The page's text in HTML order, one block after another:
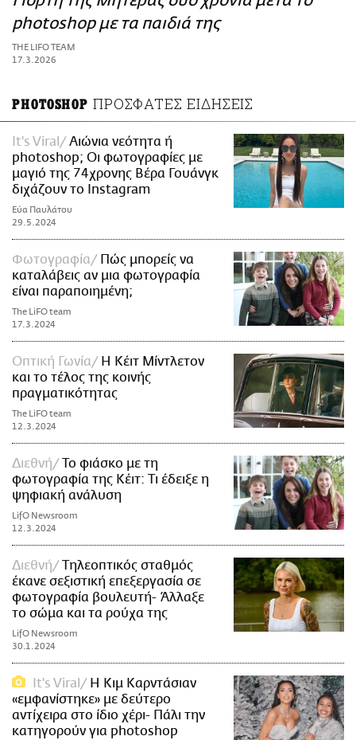
ΑΜΠΑ
PRINT
photoshop με τα παιδιά της
THE LIFO TEAM
17.3.2026
PHOTOSHOP ΠΡΟΣΦΑΤΕΣ ΕΙΔΗΣΕΙΣ
It's Viral
Αιώνια νεότητα ή
photoshop; Οι φωτογραφίες με
μαγιό της 74χρονης Βέρα Γουάνγκ
διχάζουν το Instagram
Εύα Παυλάτου
29.5.2024
Φωτογραφία
Πώς μπορείς να
καταλάβεις αν μια φωτογραφία
είναι παραποιημένη;
The LiFO team
17.3.2024
Οπτική Γωνία
Η Κέιτ Μίντλετον
και το τέλος της κοινής
πραγματικότητας
The LiFO team
12.3.2024
Διεθνή
Το φιάσκο με τη
φωτογραφία της Κέιτ: Τι έδειξε η
ψηφιακή ανάλυση
LifO Newsroom
12.3.2024
Διεθνή
Τηλεοπτικός σταθμός
έκανε σεξιστική επεξεργασία σε
φωτογραφία βουλευτή- Άλλαξε
το σώμα και τα ρούχα της
LifO Newsroom
30.1.2024
It's Viral
Η Κιμ Καρντάσιαν
«εμφανίστηκε» με δεύτερο
αντίχειρα στο ίδιο χέρι- Πάλι την
κατηγορούν για photoshop